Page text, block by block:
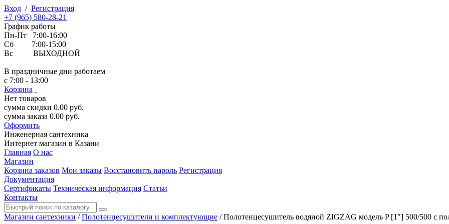
Вход / Регистрация
+7 (965) 580-28-21
График работы
Пн-Пт 7:00-16:00
Сб 7:00-15:00
Вс ВЫХОДНОЙ
В праздничные дни работаем
с 7:00 - 13:00
Корзина
Нет товаров
сумма скидки 0.00 руб.
сумма заказа 0.00 руб.
Оформить
Инженерная сантехника
Интернет магазин в Казани
Главная О нас
Магазин
Корзина заказов Мои заказы Восстановить пароль Регистрация
Документация
Сертификаты Техническая информация Статьи
Контакты
Магазин сантехники / Полотенцесушители и комплектующие / Полотенцесушитель водяной ZIGZAG модель P [1"] 500/500 с